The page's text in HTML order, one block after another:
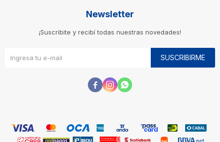
Newsletter
¡Suscribite y recibí todas nuestras novedades!
SUSCRIBIRME
  